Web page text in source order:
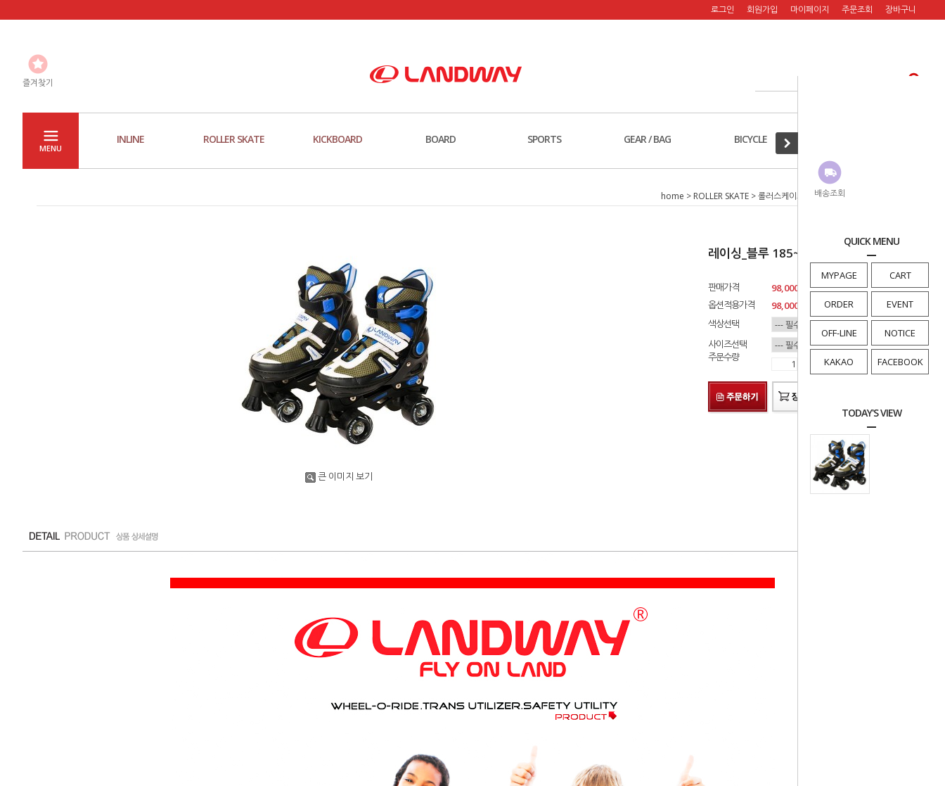
배송조회
QUICK MENU
MYPAGE CART
ORDER EVENT
OFF-LINE NOTICE
KAKAO FACEBOOK
TODAY'S VIEW
로그인 회원가입 마이페이지 주문조회 장바구니
즐겨찾기
MENU
INLINE ROLLER SKATE KICKBOARD BOARD SPORTS GEAR / BAG BICYCLE
home > ROLLER SKATE >롤러스케이트 > 레이싱_블루 185~250mm
큰 이미지 보기
레이싱_블루 185~250mm
판매가격
98,000원
옵션적용가격
98,000
색상선택
사이즈선택
주문수량